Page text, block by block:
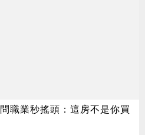
職業秒搖頭：這房不是你買